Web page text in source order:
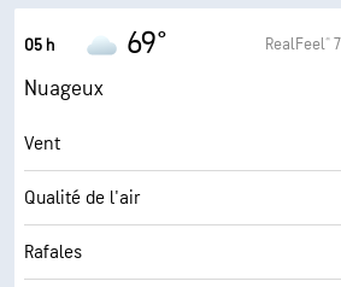
05 h 69° RealFeel®
Nuageux
Vent
Qualité de l'air
Rafales